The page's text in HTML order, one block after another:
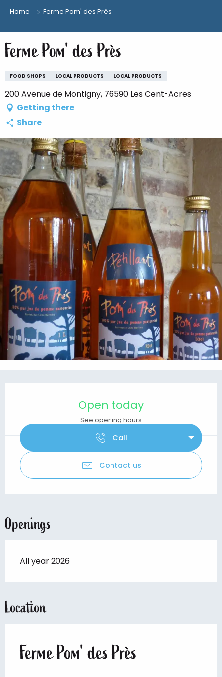
au
contenu
principal
Home Ferme Pom' des Près
Ferme Pom' des Près
FOOD SHOPS LOCAL PRODUCTS LOCAL PRODUCTS
200 Avenue de Montigny, 76590 Les Cent-Acres
Getting there
Share
Open today
See opening hours
Call
Contact us
Openings
All year 2026
Location
Ferme Pom' des Près